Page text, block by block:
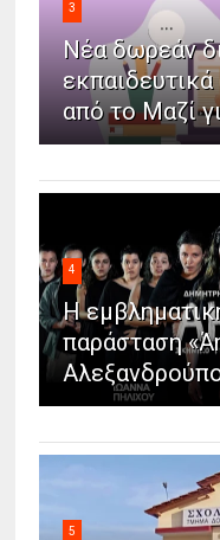
3
Νέα δωρεάν
εκπαιδευτικά
από το Μαζί
4
Η
παράσταση
5